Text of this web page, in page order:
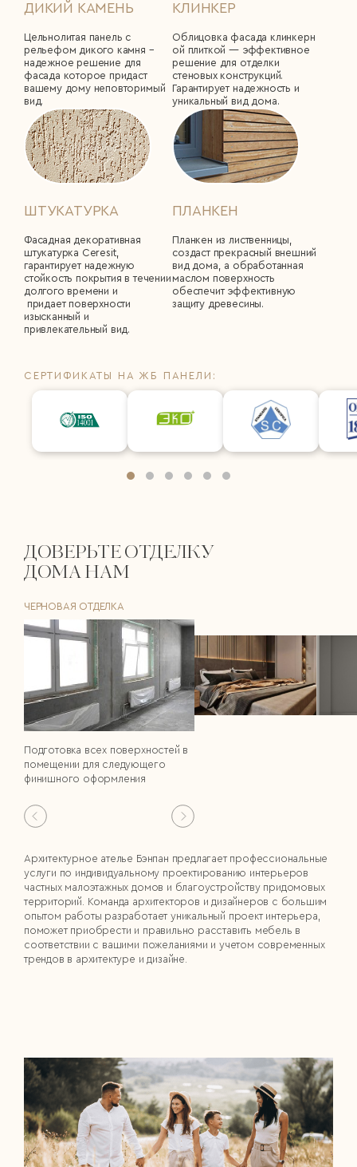
ДИКИЙ КАМЕНЬ
Цельнолитая панель с
рельефом дикого камня –
надежное решение для
фасада которое придаст
вашему дому неповторимый
вид.
КЛИНКЕР
Облицовка фасада клинкерн
ой плиткой ― эффективное
решение для отделки
стеновых конструкций.
Гарантирует надежность и
уникальный вид дома.
ШТУКАТУРКА
Фасадная декоративная
штукатурка Сeresit,
гарантирует надежную
стойкость покрытия в течении
долгого времени и
придает поверхности
изысканный и
привлекательный вид.
ПЛАНКЕН
Планкен из лиственницы,
создаст прекрасный внешний
вид дома, а обработанная
маслом поверхность
обеспечит эффективную
защиту древесины.
СЕРТИФИКАТЫ НА ЖБ ПАНЕЛИ:
ДОВЕРЬТЕ ОТДЕЛКУ
ДОМА НАМ
ЧЕРНОВАЯ ОТДЕЛКА
Подготовка всех поверхностей в
помещении для следующего
финишного оформления
Архитектурное ателье Бэнпан предлагает профессиональные
услуги по индивидуальному проектированию интерьеров
частных малоэтажных домов и благоустройству придомовых
территорий. Команда архитекторов и дизайнеров с большим
опытом работы разработает уникальный проект интерьера,
поможет приобрести и правильно расставить мебель в
соответствии с вашими пожеланиями и учетом современных
трендов в архитектуре и дизайне.